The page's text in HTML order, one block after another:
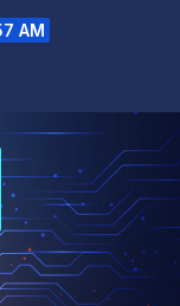
AM